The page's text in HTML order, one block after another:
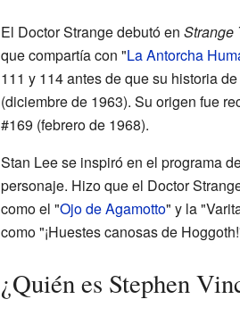
El Doctor Strange debutó en Strange
que compartía con "La Antorcha
111 y 114 antes de que su historia
(diciembre de 1963). Su origen fue
#169 (febrero de 1968).
Stan Lee se inspiró en el programa
personaje. Hizo que el Doctor
como el "Ojo de Agamotto" y la
como "¡Huestes canosas de
¿Quién es Stephen